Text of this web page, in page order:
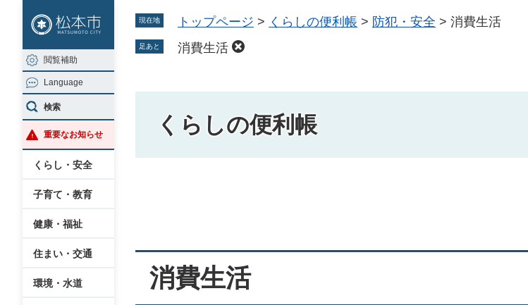
ジ
の
先
頭
で
す
ュ
ー
を
飛
ば
し
閲覧補助
Language
検索
重要なお知らせ
くらし・安全
子育て・教育
健康・福祉
住まい・交通
環境・水道
現在地 トップページ > くらしの便利帳 > 防犯・安全 > 消費生活
足あと 消費生活
くらしの便利帳
消費生活